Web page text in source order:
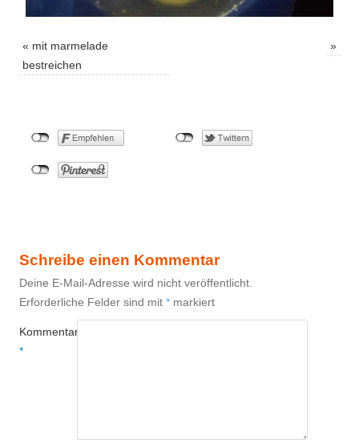
« mit marmelade
bestreichen
»
Schreibe einen Kommentar
Deine E-Mail-Adresse wird nicht veröffentlicht.
Erforderliche Felder sind mit * markiert
Kommentar
*